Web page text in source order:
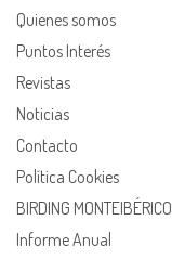
Quienes somos
Puntos Interés
Revistas
Noticias
Contacto
Política Cookies
BIRDING MONTEIBÉRICO
Informe Anual